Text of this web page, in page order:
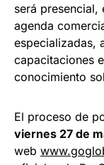
será presencial,
agenda
especializadas,
capacitaciones
conocimiento
El proceso de
viernes 27 de
web